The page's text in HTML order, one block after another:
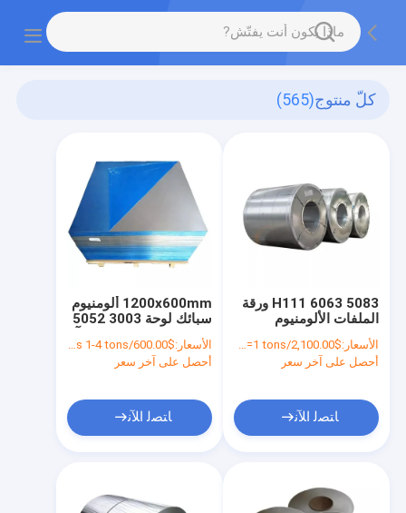
كلّ منتوج(565)
1200x600mm ألومنيوم
سبائك لوحة 3003 5052
النهاية ألومنيوم ورقة
الأسعار:$600.00/tons 1-4 tons
أحصل على آخر سعر
ﺎﺘﺼﻟ ﺍﻶﻧ
5083 H111 6063 ورقة
الملفات الألومنيوم
المخصصة الحجم
1000mm 1200mm
0.5mm 0.8mm سبيكة
الأسعار:$2,100.00/tons >=1 tons
أحصل على آخر سعر
ﺎﺘﺼﻟ ﺍﻶﻧ